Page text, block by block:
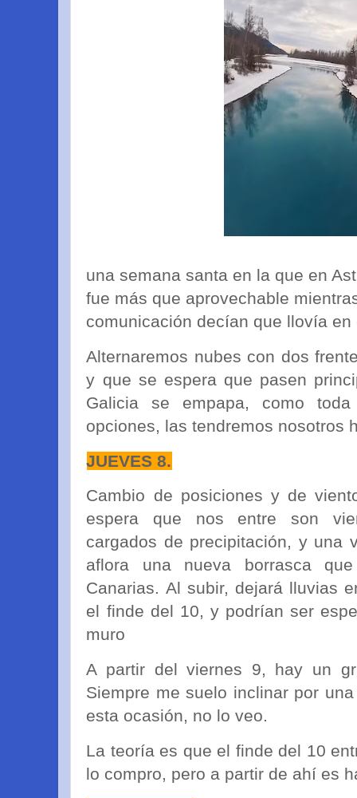
una semana santa en la que en
fue más que aprovechable
comunicación decían que llovía en
Alternaremos nubes con dos
y que se espera que pasen
Galicia se empapa, como
opciones, las tendremos nosotros
JUEVES 8.
Cambio de posiciones y de
espera que nos entre son
cargados de precipitación, y una
aflora una nueva borrasca
Canarias. Al subir, dejará lluvias
el finde del 10, y podrían ser
muro
A partir del viernes 9, hay un
Siempre me suelo inclinar por
esta ocasión, no lo veo.
La teoría es que el finde del 10
lo compro, pero a partir de ahí es